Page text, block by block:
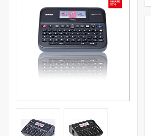
РАЗОВЫЕ РЕМОНТЫ